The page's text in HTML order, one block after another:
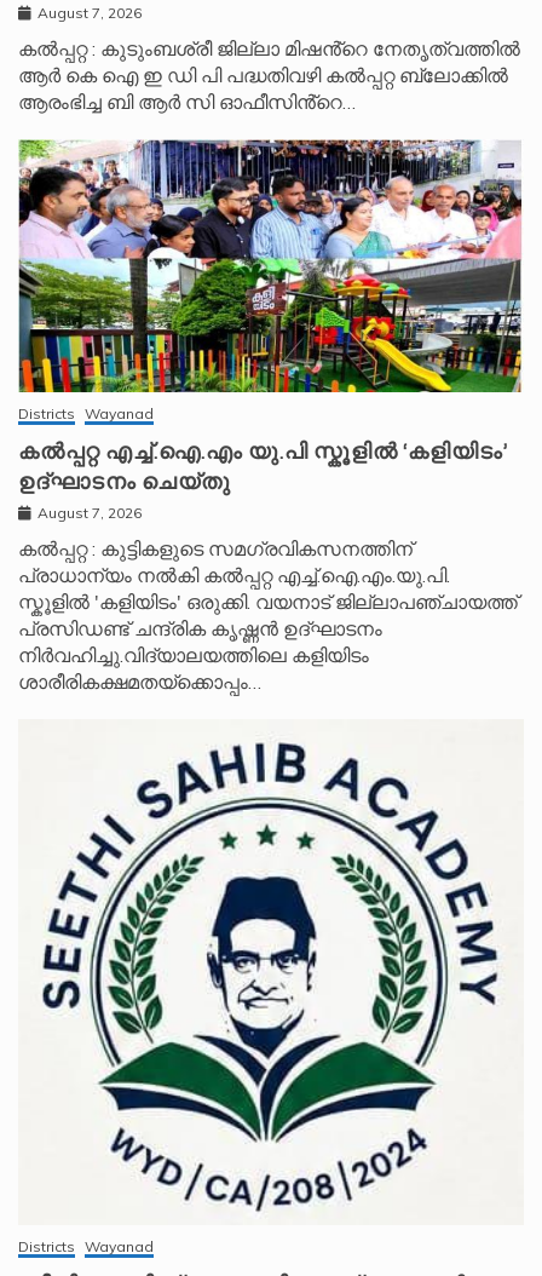
August 7, 2026
കൽപ്പറ്റ : കുടുംബശ്രീ ജില്ലാ മിഷൻ്റെ നേതൃത്വത്തിൽ
ആർ കെ ഐ ഇ ഡി പി പദ്ധതിവഴി കൽപ്പറ്റ ബ്ലോക്കിൽ
ആരംഭിച്ച ബി ആർ സി ഓഫീസിൻ്റെ…
Districts Wayanad
കൽപ്പറ്റ എച്ച്.ഐ.എം യു.പി സ്കൂ‌ളിൽ ‘കളിയിടം’
ഉദ്ഘാടനം ചെയ്തു
August 7, 2026
കൽപ്പറ്റ : കുട്ടികളുടെ സമഗ്രവികസനത്തിന്
പ്രാധാന്യം നൽകി കൽപ്പറ്റ എച്ച്.ഐ.എം.യു.പി.
സ്കൂ‌ളിൽ 'കളിയിടം' ഒരുക്കി. വയനാട് ജില്ലാപഞ്ചായത്ത്
പ്രസിഡണ്ട് ചന്ദ്രിക കൃഷ്ണൻ ഉദ്ഘാടനം
നിർവഹിച്ചു.വിദ്യാലയത്തിലെ കളിയിടം
ശാരീരികക്ഷമതയ്‌ക്കൊപ്പം…
Districts Wayanad